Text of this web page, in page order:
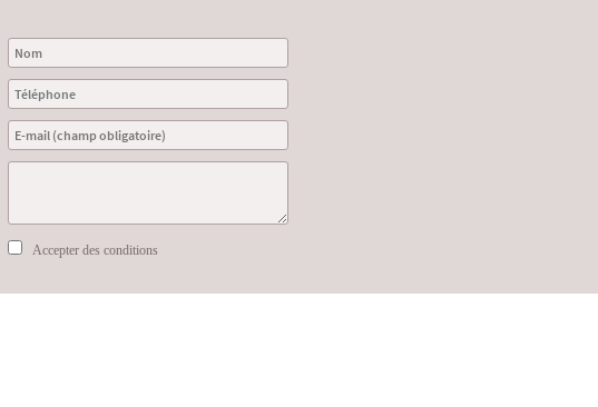
Accepter des conditions